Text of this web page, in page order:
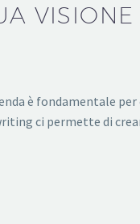
è fondamentale
ci permette di